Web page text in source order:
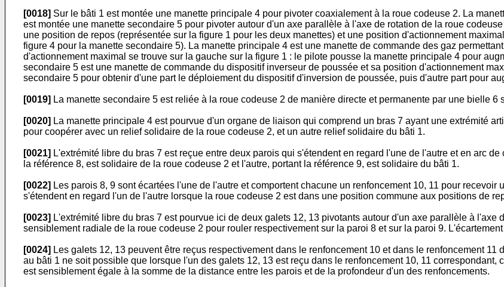
[0018] Sur le bâti 1 est montée une manette principale 4 pour pivoter coaxialement à la roue codeuse 2. La
est montée une manette secondaire 5 pour pivoter autour d'un axe parallèle à l'axe de rotation de la roue
une position de repos (représentée sur la figure 1 pour les deux manettes) et une position d'actionnement
figure 4 pour la manette secondaire 5). La manette principale 4 est une manette de commande des gaz
d'actionnement maximal se trouve sur la gauche sur la figure 1 : le pilote pousse la manette principale 4 pour
secondaire 5 est une manette de commande du dispositif inverseur de poussée et sa position d'actionnement
secondaire 5 pour obtenir d'une part le déploiement du dispositif d'inversion de poussée, puis d'autre part pour
[0019] La manette secondaire 5 est reliée à la roue codeuse 2 de manière directe et permanente par une bielle
[0020] La manette principale 4 est pourvue d'un organe de liaison qui comprend un bras 7 ayant une extrémité
pour coopérer avec un relief solidaire de la roue codeuse 2, et un autre relief solidaire du bâti 1.
[0021] L'extrémité libre du bras 7 est reçue entre deux parois qui s'étendent en regard l'une de l'autre et en arc
la référence 8, est solidaire de la roue codeuse 2 et l'autre, portant la référence 9, est solidaire du bâti 1.
[0022] Les parois 8, 9 sont écartées l'une de l'autre et comportent chacune un renfoncement 10, 11 pour
s'étendent en regard l'un de l'autre lorsque la roue codeuse 2 est dans une position commune aux positions de
[0023] L'extrémité libre du bras 7 est pourvue ici de deux galets 12, 13 pivotants autour d'un axe parallèle à
sensiblement radiale de la roue codeuse 2 pour rouler respectivement sur la paroi 8 et sur la paroi 9.
[0024] Les galets 12, 13 peuvent être reçus respectivement dans le renfoncement 10 et dans le renfoncement
au bâti 1 ne soit possible que lorsque l'un des galets 12, 13 est reçu dans le renfoncement 10, 11
est sensiblement égale à la somme de la distance entre les parois et de la profondeur d'un des renfoncements.